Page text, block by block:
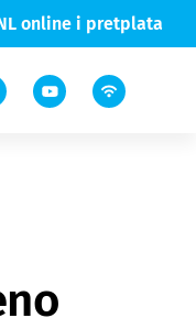
online i pretplata